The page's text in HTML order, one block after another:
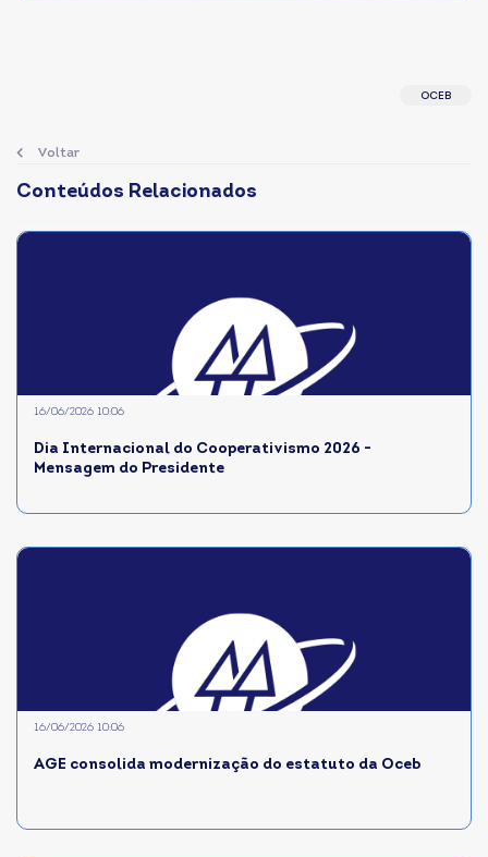
Voltar
OCEB
Conteúdos Relacionados
Dia Internacional do Cooperativismo 2026 -
Mensagem do Presidente
16/06/2026 10:06
AGE consolida modernização do estatuto da Oceb
16/06/2026 10:06